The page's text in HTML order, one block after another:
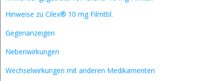
Hinweise zu Cilex® 10 mg Filmtbl.
Gegenanzeigen
Nebenwirkungen
Wechselwirkungen mit anderen Medikamenten